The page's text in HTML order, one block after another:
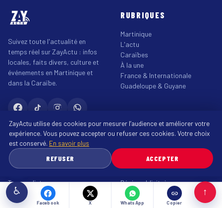
Facebook X WhatsApp Copier
Suivez toute l'actualité en
temps réel sur ZayActu : infos
locales, faits divers, culture et
événements en Martinique et
dans la Caraïbe.
RUBRIQUES
Martinique
L'actu
Caraïbes
À la une
France & Internationale
Guadeloupe & Guyane
RUBRIQUES
Saison cyclonique
Tour cycliste
Qui sommes-nous ?
Régie publicitaire
Soutenir ZayActu
Contact
♿ ↑
ZayActu utilise des cookies pour mesurer l’audience et améliorer votre
expérience. Vous pouvez accepter ou refuser ces cookies. Votre choix
est conservé. En savoir plus
REFUSER
ACCEPTER